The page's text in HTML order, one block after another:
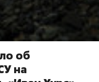
об
на